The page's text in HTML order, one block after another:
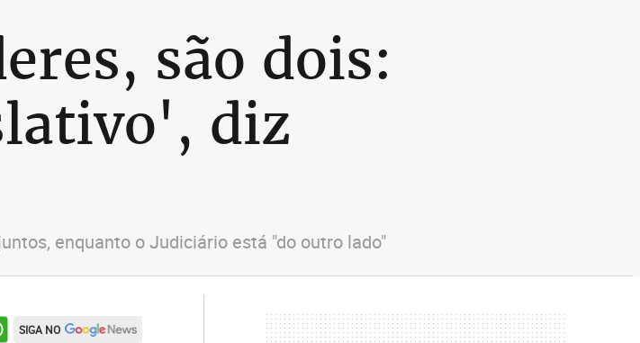
são dois:
diz
enquanto o Judiciário está "do outro lado"
SIGA NO